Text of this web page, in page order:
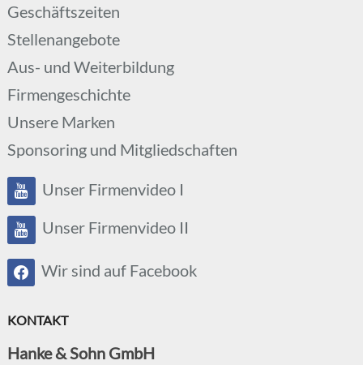
Geschäftszeiten
Stellenangebote
Aus- und Weiterbildung
Firmengeschichte
Unsere Marken
Sponsoring und Mitgliedschaften
Unser Firmenvideo I
Unser Firmenvideo II
Wir sind auf Facebook
KONTAKT
Hanke & Sohn GmbH